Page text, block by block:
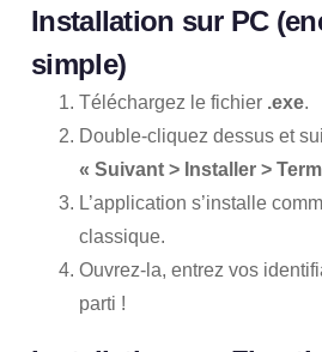
Installation sur PC
simple)
Téléchargez le fichier .exe.
Double-cliquez dessus et
« Suivant > Installer >
L’application s’installe
classique.
Ouvrez-la, entrez vos
parti !